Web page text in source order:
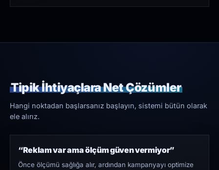
Tipik İhtiyaçlara Net Çözümler
Hangi noktadan başlarsanız başlayın, sistemi bütün olarak
ele alırız.
“Reklam var ama ölçüm güven vermiyor”
Önce ölçümü sağlığa alır, ardından kampanyayı optimize